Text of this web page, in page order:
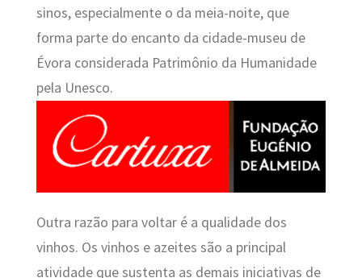
sinos, especialmente o da meia-noite, que
forma parte do encanto da cidade-museu de
Évora considerada Patrimônio da Humanidade
pela Unesco.
Outra razão para voltar é a qualidade dos
vinhos. Os vinhos e azeites são a principal
atividade que sustenta as demais iniciativas de